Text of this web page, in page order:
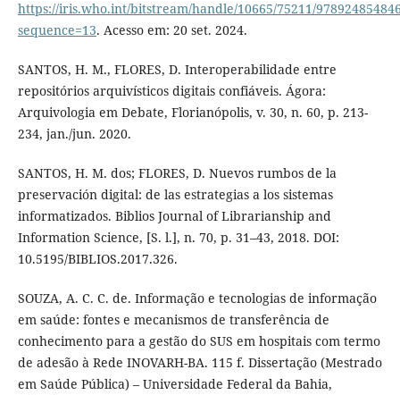
https://iris.who.int/bitstream/handle/10665/75211/
sequence=13. Acesso em: 20 set. 2024.
SANTOS, H. M., FLORES, D. Interoperabilidade entre
repositórios arquivísticos digitais confiáveis. Ágora:
Arquivologia em Debate, Florianópolis, v. 30, n. 60, p. 213-
234, jan./jun. 2020.
SANTOS, H. M. dos; FLORES, D. Nuevos rumbos de la
preservación digital: de las estrategias a los sistemas
informatizados. Biblios Journal of Librarianship and
Information Science, [S. l.], n. 70, p. 31–43, 2018. DOI:
10.5195/BIBLIOS.2017.326.
SOUZA, A. C. C. de. Informação e tecnologias de informação
em saúde: fontes e mecanismos de transferência de
conhecimento para a gestão do SUS em hospitais com termo
de adesão à Rede INOVARH-BA. 115 f. Dissertação (Mestrado
em Saúde Pública) – Universidade Federal da Bahia,